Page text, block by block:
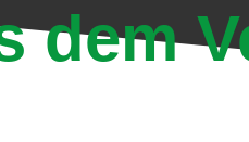
dem